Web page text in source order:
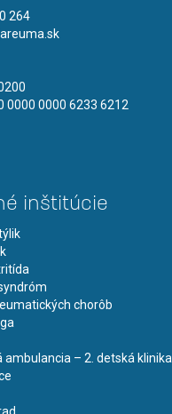
264
0000 0000 6233 6212
inštitúcie
chorôb
ambulancia – 2. detská klinika